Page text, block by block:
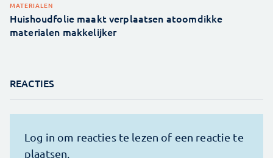
MATERIALEN
Huishoudfolie maakt verplaatsen atoomdikke
materialen makkelijker
REACTIES